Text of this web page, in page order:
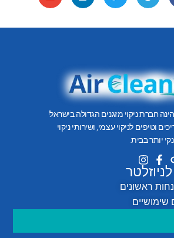
חברת Air Clean הינה חברת ניקוי מזגנים הגדולה בישראל!
וטיפים לניקוי עצמי, ושירותי ניקוי
יותר בבית.
ראשונים
שימושיים